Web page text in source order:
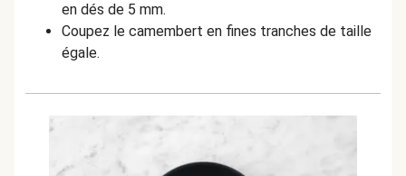
en dés de 5 mm.
Coupez le camembert en fines tranches de taille
égale.